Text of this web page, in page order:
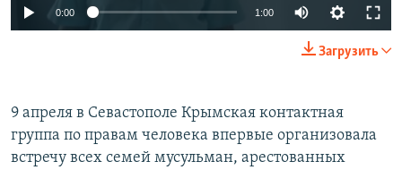
0:00 1:00
Загрузить
9 апреля в Севастополе Крымская контактная
группа по правам человека впервые организовала
встречу всех семей мусульман, арестованных